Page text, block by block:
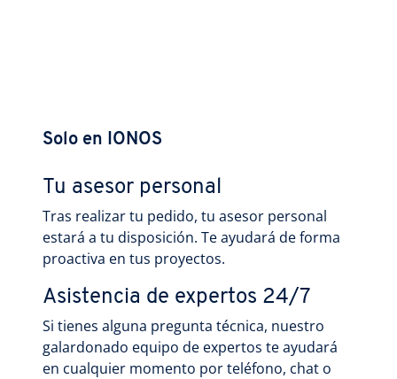
Solo en IONOS
Tu asesor personal
Tras realizar tu pedido, tu asesor personal
estará a tu disposición. Te ayudará de forma
proactiva en tus proyectos.
Asistencia de expertos 24/7
Si tienes alguna pregunta técnica, nuestro
galardonado equipo de expertos te ayudará
en cualquier momento por teléfono, chat o